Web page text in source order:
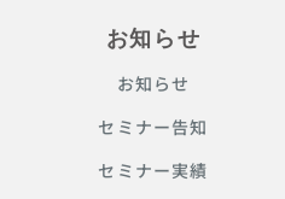
お知らせ
お知らせ
セミナー告知
セミナー実績